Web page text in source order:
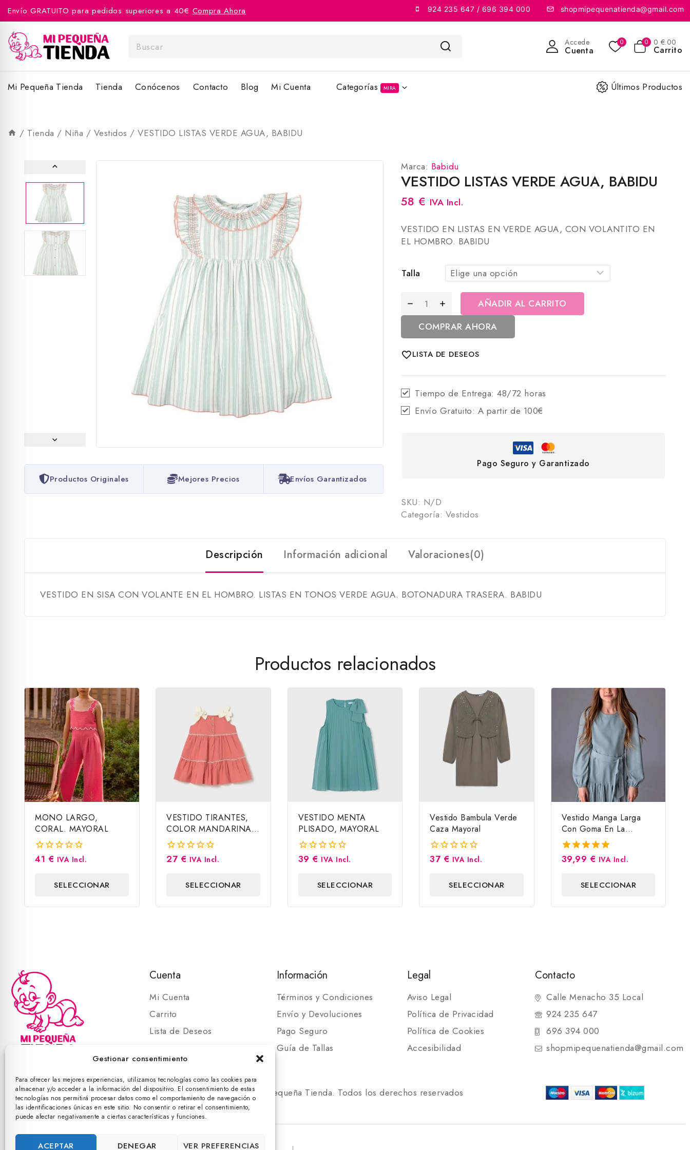
Gestionar consentimiento
Para ofrecer las mejores experiencias, utilizamos tecnologías como las cookies para
almacenar y/o acceder a la información del dispositivo. El consentimiento de estas
tecnologías nos permitirá procesar datos como el comportamiento de navegación o
las identificaciones únicas en este sitio. No consentir o retirar el consentimiento,
puede afectar negativamente a ciertas características y funciones.
ACEPTAR DENEGAR VER PREFERENCIAS
Envío GRATUITO para pedidos superiores a 40€ Compra Ahora 924 235 647 / 696 394 000 shopmipequenatienda@gmail.com
Accede
Cuenta
0 0 0 €.00
Carrito
Mi Pequeña Tienda Tienda Conócenos Contacto Blog Mi Cuenta Categorías MIRA Últimos Productos
/ Tienda / Niña / Vestidos / VESTIDO LISTAS VERDE AGUA, BABIDU
Productos Originales Mejores Precios Envíos Garantizados
Marca: Babidu
VESTIDO LISTAS VERDE AGUA, BABIDU
58 € IVA Incl.
VESTIDO EN LISTAS EN VERDE AGUA, CON VOLANTITO EN
EL HOMBRO. BABIDU
Talla
AÑADIR AL CARRITO
COMPRAR AHORA
LISTA DE DESEOS
Tiempo de Entrega:48/72 horas
Envío Gratuito: A partir de 100€
Pago Seguro y Garantizado
SKU: N/D
Categoría: Vestidos
Descripción Información adicional Valoraciones(0)
VESTIDO EN SISA CON VOLANTE EN EL HOMBRO. LISTAS EN TONOS VERDE AGUA. BOTONADURA TRASERA. BABIDU
Productos relacionados
MONO LARGO,
CORAL. MAYORAL
0
41 € IVA Incl.
SELECCIONAR
VESTIDO TIRANTES,
COLOR MANDARINA.
MAYORAL
0
27 € IVA Incl.
SELECCIONAR
VESTIDO MENTA
PLISADO, MAYORAL
0
39 € IVA Incl.
SELECCIONAR
Vestido Bambula Verde
Caza Mayoral
0
37 € IVA Incl.
SELECCIONAR
Vestido Manga Larga
Con Goma En La
Muñeca
5.00
39,99 € IVA Incl.
SELECCIONAR
Cuenta
Mi Cuenta
Carrito
Lista de Deseos
Información
Términos y Condiciones
Envío y Devoluciones
Pago Seguro
Guía de Tallas
Legal
Aviso Legal
Política de Privacidad
Política de Cookies
Accesibilidad
Contacto
Calle Menacho 35 Local
924 235 647
696 394 000
shopmipequenatienda@gmail.com
© 2025 Mi Pequeña Tienda. Todos los derechos reservados